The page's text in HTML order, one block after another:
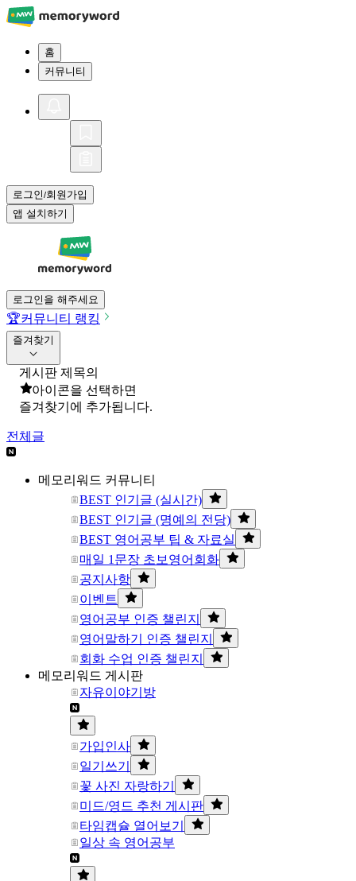
홈
커뮤니티
로그인/회원가입
앱 설치하기
로그인을 해주세요
🏆커뮤니티 랭킹
즐겨찾기
게시판 제목의
아이콘을 선택하면
즐겨찾기에 추가됩니다.
전체글
메모리워드 커뮤니티
BEST 인기글 (실시간)
BEST 인기글 (명예의 전당)
BEST 영어공부 팁 & 자료실
매일 1문장 초보영어회화
공지사항
이벤트
영어공부 인증 챌린지
영어말하기 인증 챌린지
회화 수업 인증 챌린지
메모리워드 게시판
자유이야기방
가입인사
일기쓰기
꽃 사진 자랑하기
미드/영드 추천 게시판
타임캡슐 열어보기
일상 속 영어공부